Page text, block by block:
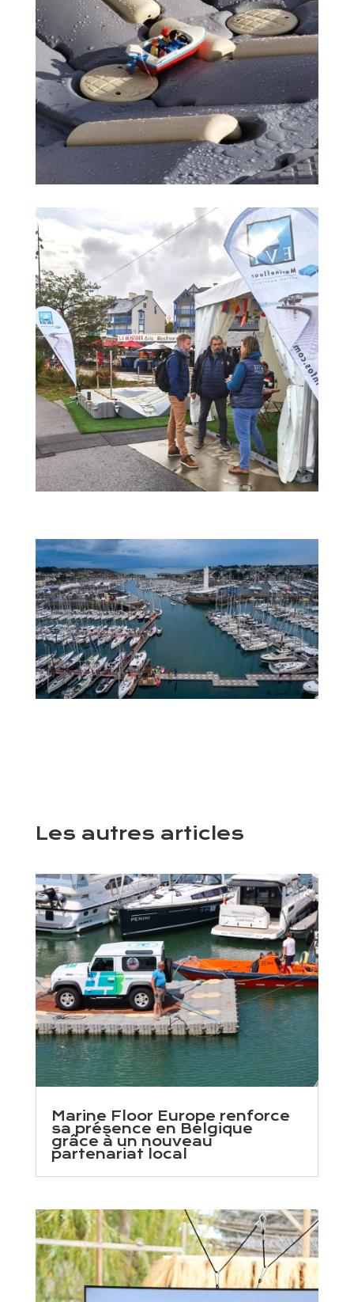
Les autres articles
Marine Floor Europe renforce
sa présence en Belgique
grâce à un nouveau
partenariat local